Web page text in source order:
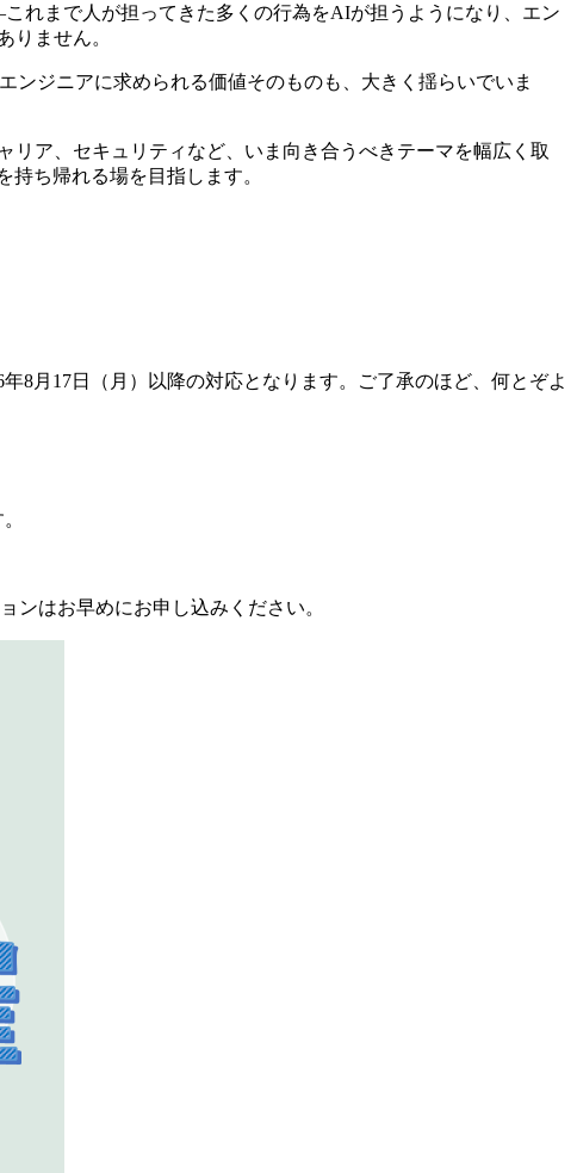
れまで人が担ってきた多くの行為をAIが担うようになり、エン
りません。
ンジニアに求められる価値そのものも、大きく揺らいでいま
ア、セキュリティなど、いま向き合うべきテーマを幅広く取
ち帰れる場を目指します。
8月17日（月）以降の対応となります。ご了承のほど、何とぞよ
ンはお早めにお申し込みください。